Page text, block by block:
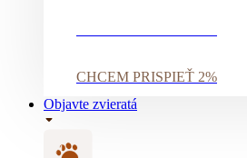
CHCEM PRISPIEŤ 2%
Objavte zvieratá